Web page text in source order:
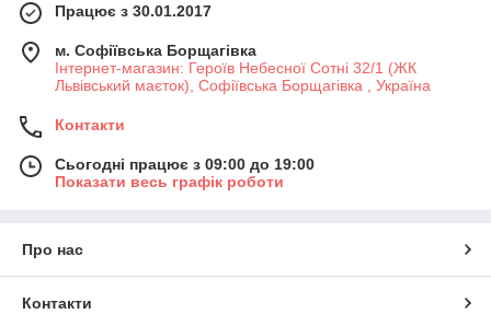
Працює з 30.01.2017
м. Софіївська Борщагівка
Інтернет-магазин: Героїв Небесної Сотні 32/1 (ЖК
Львівський маєток), Софіївська Борщагівка , Україна
Контакти
Сьогодні працює з 09:00 до 19:00
Показати весь графік роботи
Про нас
Контакти